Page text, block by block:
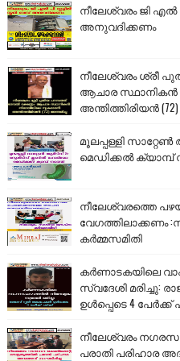
നീലേശ്വരം ജി
അനുവദിക്കണം
നീലേശ്വരം ശ്രീ
ആചാര സ്ഥാനികൻ
അന്തിത്തിരിയൻ
മൂലപ്പള്ളി
മെഡിക്കൽ ക്യാമ്പ്
നീലേശ്വരത്തെ
വേഗത്തിലാക്കണം
കർമ്മസമിതി
കർണാടകയിലെ
സ്വദേശി
ഉൾപ്പെടെ 4 പേർക്ക്
നീലേശ്വരം
പരാതി പരിഹാര